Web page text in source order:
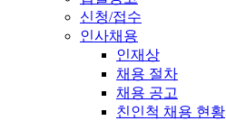
신청/접수
인사채용
인재상
채용 절차
채용 공고
친인척 채용 현황